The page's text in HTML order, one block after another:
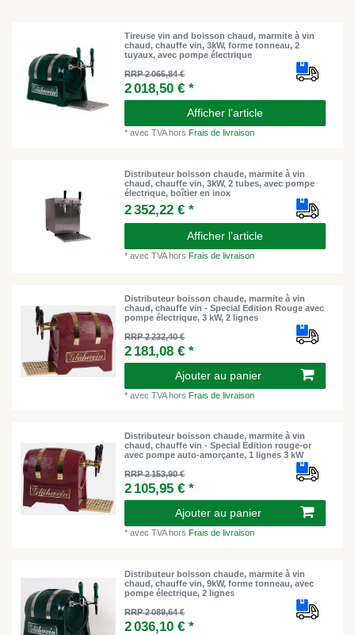
Tireuse vin and boisson chaud, marmite à vin
chaud, chauffe vin, 3kW, forme tonneau, 2
tuyaux, avec pompe électrique
RRP 2 065,84 €
2 018,50 € *
Afficher l’article
*avec TVAhors Frais de livraison
Distributeur boisson chaude, marmite à vin
chaud, chauffe vin, 3kW, 2 tubes, avec pompe
électrique, boîtier en inox
2 352,22 € *
Afficher l’article
*avec TVAhorsFrais de livraison
Distributeur boisson chaude, marmite à vin
chaud, chauffe vin - Special Edition Rouge avec
pompe électrique, 3 kW, 2 lignes
RRP 2 232,40 €
2 181,08 € *
Ajouter au panier
*avec TVAhorsFrais de livraison
Distributeur boisson chaude, marmite à vin
chaud, chauffe vin - Special Edition rouge-or
avec pompe auto-amorçante, 1 lignes 3 kW
RRP 2 153,90 €
2 105,95 € *
Ajouter au panier
*avec TVAhors Frais de livraison
Distributeur boisson chaude, marmite à vin
chaud, chauffe vin, 9kW, forme tonneau, avec
pompe électrique, 2 lignes
RRP 2 089,64 €
2 036,10 € *